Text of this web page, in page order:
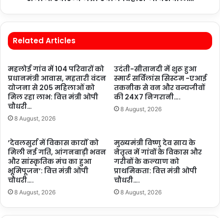
Related Articles
महलोई गांव में 104 परिवारों को
प्रधानमंत्री आवास, महतारी वंदन
योजना से 205 महिलाओं को
मिल रहा लाभ: वित्त मंत्री ओपी
चौधरी…
8 August, 2026
उदंती-सीतानदी में शुरू हुआ
स्मार्ट सर्विलांस सिस्टम -एआई
तकनीक से वन और वन्यजीवों
की 24X7 निगरानी….
8 August, 2026
’देवलसुर्रा में विकास कार्यों को
मिली नई गति, आंगनबाड़ी भवन
और सांस्कृतिक मंच का हुआ
भूमिपूजन’: वित्त मंत्री ओपी
चौधरी….
8 August, 2026
मुख्यमंत्री विष्णु देव साय के
नेतृत्व में गांवों के विकास और
गरीबों के कल्याण को
प्राथमिकता: वित्त मंत्री ओपी
चौधरी….
8 August, 2026